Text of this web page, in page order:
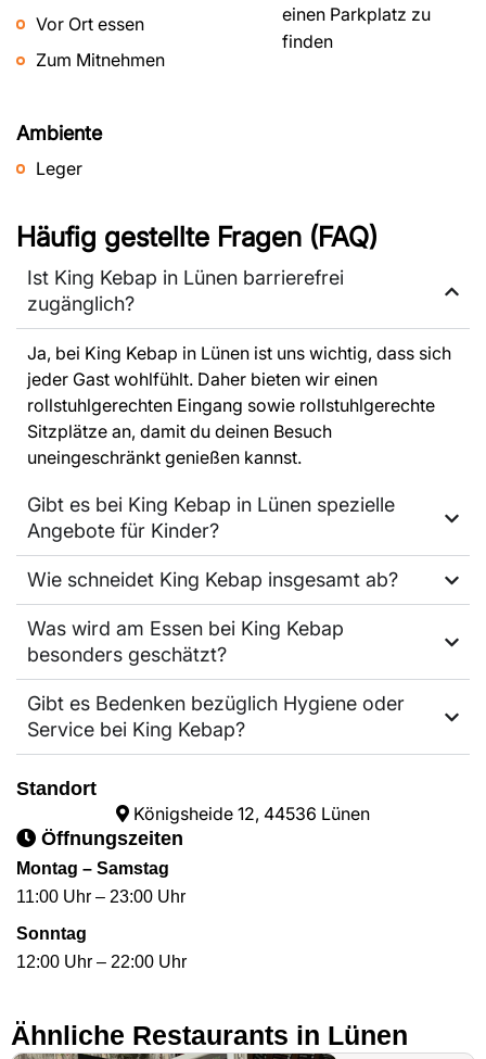
Vor Ort essen
Zum Mitnehmen
einen Parkplatz zu
finden
Ambiente
Leger
Häufig gestellte Fragen (FAQ)
Ist King Kebap in Lünen barrierefrei
zugänglich?
Ja, bei King Kebap in Lünen ist uns wichtig, dass sich
jeder Gast wohlfühlt. Daher bieten wir einen
rollstuhlgerechten Eingang sowie rollstuhlgerechte
Sitzplätze an, damit du deinen Besuch
uneingeschränkt genießen kannst.
Gibt es bei King Kebap in Lünen spezielle
Angebote für Kinder?
Wie schneidet King Kebap insgesamt ab?
Was wird am Essen bei King Kebap
besonders geschätzt?
Gibt es Bedenken bezüglich Hygiene oder
Service bei King Kebap?
Standort
Königsheide 12, 44536 Lünen
Öffnungszeiten
Montag – Samstag
11:00 Uhr – 23:00 Uhr
Sonntag
12:00 Uhr – 22:00 Uhr
Ähnliche Restaurants in Lünen